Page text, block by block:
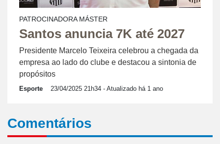
PATROCINADORA MÁSTER
Santos anuncia 7K até 2027
Presidente Marcelo Teixeira celebrou a chegada da
empresa ao lado do clube e destacou a sintonia de
propósitos
Esporte 23/04/2025 21h34 - Atualizado há 1 ano
Comentários